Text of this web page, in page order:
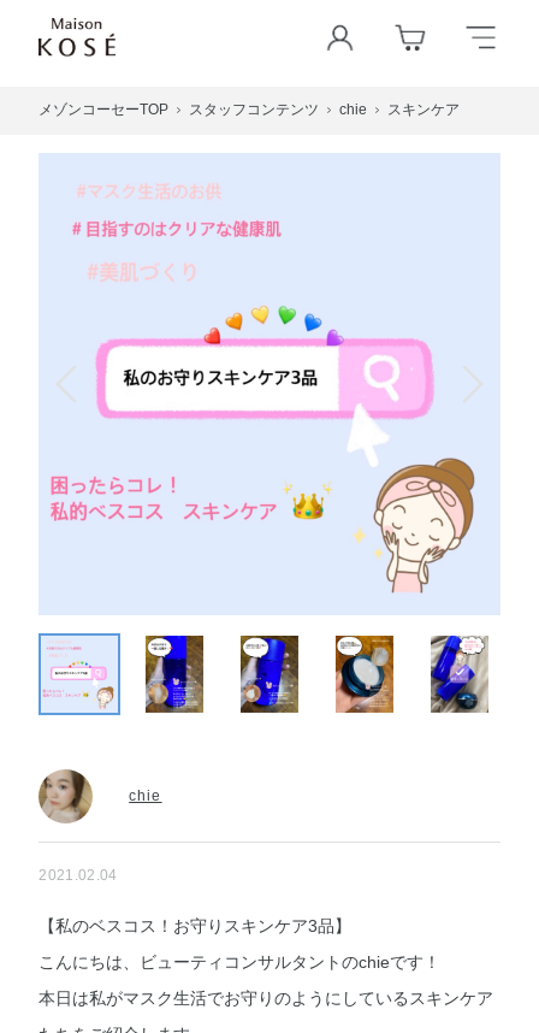
メゾンコーセーTOP スタッフコンテンツ chie スキンケア
chie
2021.02.04
【私のベスコス！お守りスキンケア3品】
こんにちは、ビューティコンサルタントのchieです！
本日は私がマスク生活でお守りのようにしているスキンケア